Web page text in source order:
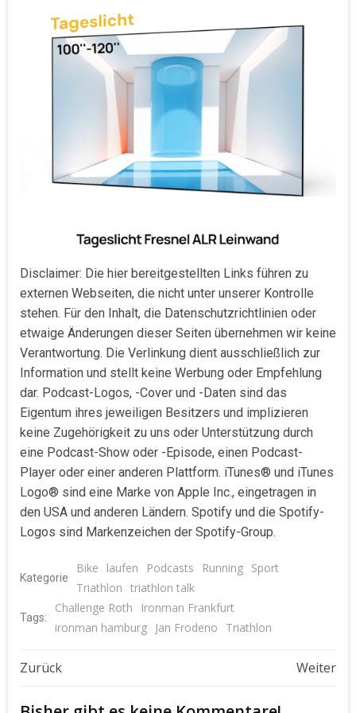
Disclaimer: Die hier bereitgestellten Links führen zu
externen Webseiten, die nicht unter unserer Kontrolle
stehen. Für den Inhalt, die Datenschutzrichtlinien oder
etwaige Änderungen dieser Seiten übernehmen wir keine
Verantwortung. Die Verlinkung dient ausschließlich zur
Information und stellt keine Werbung oder Empfehlung
dar. Podcast-Logos, -Cover und -Daten sind das
Eigentum ihres jeweiligen Besitzers und implizieren
keine Zugehörigkeit zu uns oder Unterstützung durch
eine Podcast-Show oder -Episode, einen Podcast-
Player oder einer anderen Plattform. iTunes® und iTunes
Logo® sind eine Marke von Apple Inc., eingetragen in
den USA und anderen Ländern. Spotify und die Spotify-
Logos sind Markenzeichen der Spotify-Group.
Kategorie
Bike laufen Podcasts Running Sport
Triathlon triathlon talk
Tags:
Challenge Roth
Ironman Frankfurt
ironman hamburg
Jan Frodeno Triathlon
Beitragsnavigation
Zurück Weiter